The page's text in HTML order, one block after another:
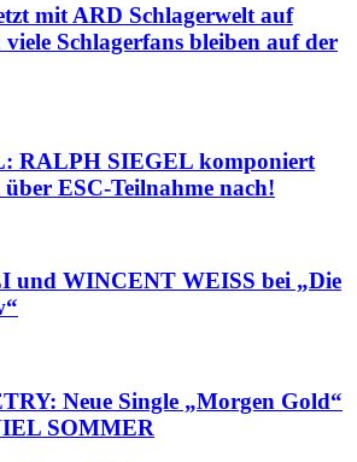
mit ARD Schlagerwelt auf
Schlagerfans bleiben auf der
RALPH SIEGEL komponiert
ESC-Teilnahme nach!
und WINCENT WEISS bei „Die
Neue Single „Morgen Gold“
SOMMER